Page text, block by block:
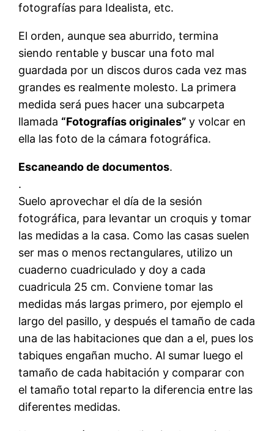
fotografías para Idealista, etc.
El orden, aunque sea aburrido, termina
siendo rentable y buscar una foto mal
guardada por un discos duros cada vez mas
grandes es realmente molesto. La primera
medida será pues hacer una subcarpeta
llamada “Fotografías originales”y volcar en
ella las foto de la cámara fotográfica.
Escaneando de documentos.
.
Suelo aprovechar el día de la sesión
fotográfica, para levantar un croquis y tomar
las medidas a la casa. Como las casas suelen
ser mas o menos rectangulares, utilizo un
cuaderno cuadriculado y doy a cada
cuadricula 25 cm. Conviene tomar las
medidas más largas primero, por ejemplo el
largo del pasillo, y después el tamaño de cada
una de las habitaciones que dan a el, pues los
tabiques engañan mucho. Al sumar luego el
tamaño de cada habitación y comparar con
el tamaño total reparto la diferencia entre las
diferentes medidas.